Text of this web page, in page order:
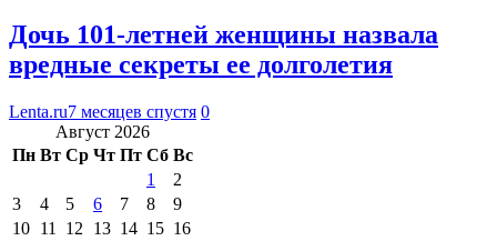
Дочь 101-летней женщины назвала
вредные секреты ее долголетия
Lenta.ru7 месяцев спустя 0
Август 2026
Пн Вт Ср Чт Пт Сб Вс
1
2
3
4 5 6 7 8
9
10 11 12 13 14 15 16